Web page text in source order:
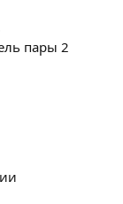
пары 2